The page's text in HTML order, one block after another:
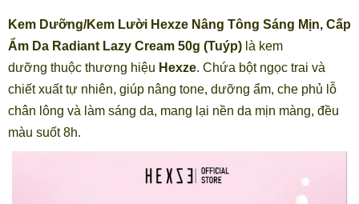
Kem Dưỡng/Kem Lười Hexze Nâng Tông Sáng Mịn, Cấp
Ẩm Da Radiant Lazy Cream 50g (Tuýp) là kem
dưỡng thuộc thương hiệu Hexze. Chứa bột ngọc trai và
chiết xuất tự nhiên, giúp nâng tone, dưỡng ẩm, che phủ lỗ
chân lông và làm sáng da, mang lại nền da mịn màng, đều
màu suốt 8h.